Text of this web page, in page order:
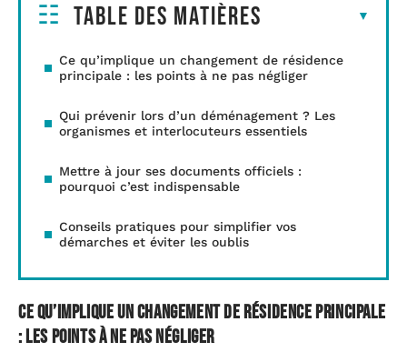
Table des matières
Ce qu’implique un changement de résidence
principale : les points à ne pas négliger
Qui prévenir lors d’un déménagement ? Les
organismes et interlocuteurs essentiels
Mettre à jour ses documents officiels :
pourquoi c’est indispensable
Conseils pratiques pour simplifier vos
démarches et éviter les oublis
Ce qu’implique un changement de résidence principale
: les points à ne pas négliger